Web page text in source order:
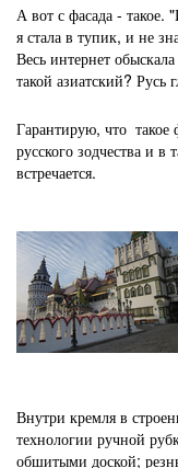
А вот с фасада -
я стала в тупик, и не
Весь интернет
такой азиатский? Русь
Гарантирую, что такое
русского зодчества и
встречается.
Внутри кремля в
технологии ручной
обшитыми доской;